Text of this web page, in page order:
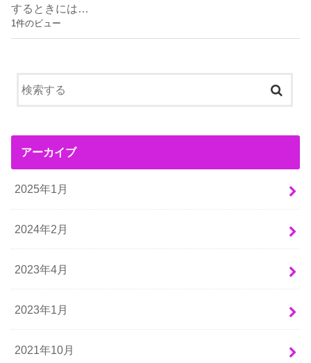
するときには…
1件のビュー
アーカイブ
2025年1月
2024年2月
2023年4月
2023年1月
2021年10月